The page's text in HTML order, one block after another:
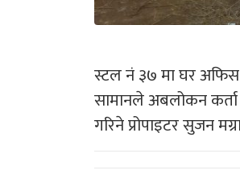
स्टल नं ३७ मा घर
सामानले अबलोकन
गरिने प्रोपाइटर सुजन